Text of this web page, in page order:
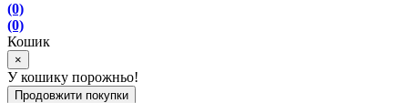
(0)
(0)
Кошик
×
У кошику порожньо!
Продовжити покупки